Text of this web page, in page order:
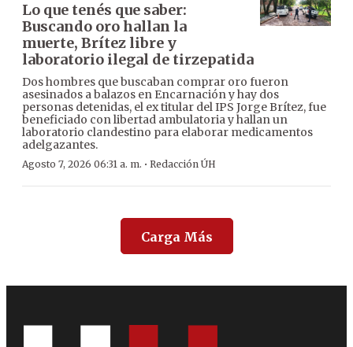
Lo que tenés que saber:
Buscando oro hallan la
muerte, Brítez libre y
laboratorio ilegal de tirzepatida
Dos hombres que buscaban comprar oro fueron
asesinados a balazos en Encarnación y hay dos
personas detenidas, el ex titular del IPS Jorge Brítez, fue
beneficiado con libertad ambulatoria y hallan un
laboratorio clandestino para elaborar medicamentos
adelgazantes.
Agosto 7, 2026 06:31 a. m. · Redacción ÚH
Carga Más